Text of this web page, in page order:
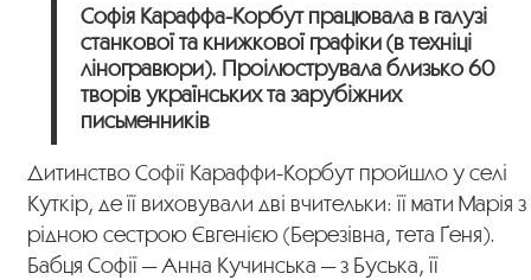
Софія Караффа-Корбут працювала в галузі
станкової та книжкової графіки (в техніці
ліногравюри). Проілюструвала близько 60
творів українських та зарубіжних
письменників
Дитинство Софії Караффи-Корбут пройшло у селі
Куткір, де її виховували дві вчительки: її мати Марія з
рідною сестрою Євгенією (Березівна, тета Ґеня).
Бабця Софії — Анна Кучинська — з Буська, її